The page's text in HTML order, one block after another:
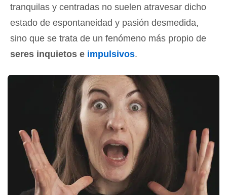
tranquilas y centradas no suelen atravesar dicho
estado de espontaneidad y pasión desmedida,
sino que se trata de un fenómeno más propio de
seres inquietos e impulsivos.